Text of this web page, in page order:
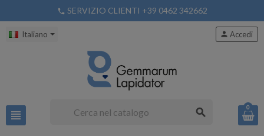
phone SERVIZIO CLIENTI +39 0462 342662
Italiano
view_headline search
person Accedi
0